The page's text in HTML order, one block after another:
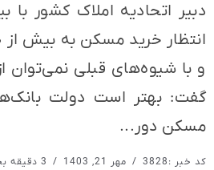
دبیر اتحادیه املاک کشور با
و با شیوه‌های قبلی نمی‌توان
گفت: بهتر است دولت
مسکن دور...
کد خبر :3828 مهر 21, 1403